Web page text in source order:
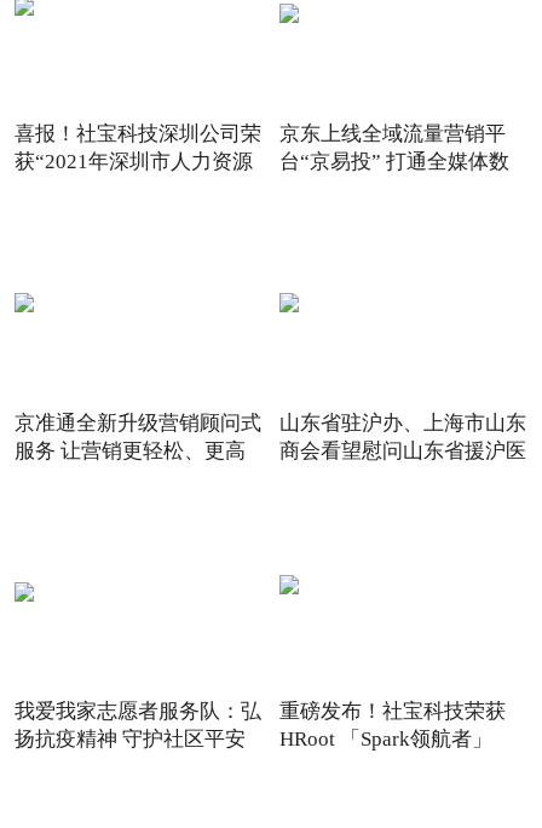
喜报！社宝科技深圳公司荣
获“2021年深圳市人力资源
京东上线全域流量营销平
台“京易投” 打通全媒体数
京准通全新升级营销顾问式
服务 让营销更轻松、更高
山东省驻沪办、上海市山东
商会看望慰问山东省援沪医
我爱我家志愿者服务队：弘
扬抗疫精神 守护社区平安
重磅发布！社宝科技荣获
HRoot 「Spark领航者」